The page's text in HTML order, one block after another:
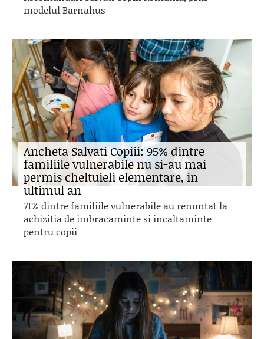
modelul Barnahus
Ancheta Salvati Copiii: 95% dintre
familiile vulnerabile nu si-au mai
permis cheltuieli elementare, in
ultimul an
71% dintre familiile vulnerabile au renuntat la
achizitia de imbracaminte si incaltaminte
pentru copii